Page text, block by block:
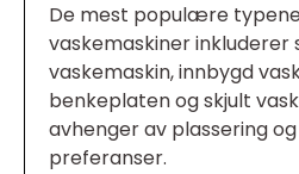
De mest populære
vaskemaskiner
vaskemaskin, innbygd
benkeplaten og skjult
avhenger av plassering
preferanser.